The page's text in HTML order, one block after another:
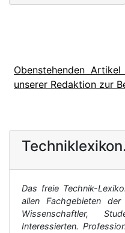
Obenstehenden
unserer Redaktion zur
Das freie Technik-
allen Fachgebieten der
Wissenschaftler,
Interessierten.